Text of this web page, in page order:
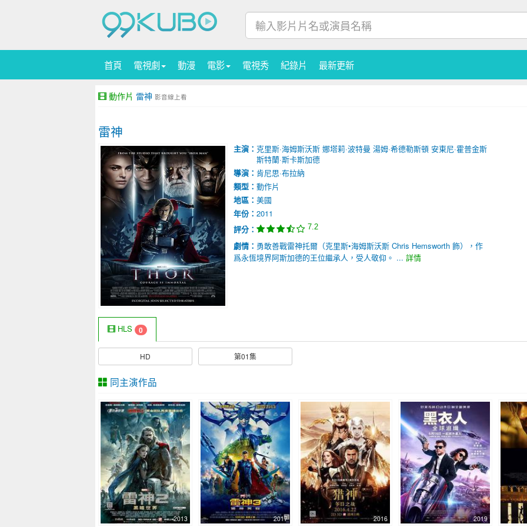
首頁 電視劇 動漫 電影 電視秀 紀錄片 最新更新
動作片 雷神 影音線上看
雷神
主演： 克里斯·海姆斯沃斯 娜塔莉·波特曼 湯姆·希德勒斯頓 安東尼·霍普金斯
斯特蘭·斯卡斯加德
導演： 肯尼思·布拉納
類型： 動作片
地區： 美國
年份： 2011
評分：
7.2
劇情： 勇敢善戰雷神托爾（克里斯•海姆斯沃斯 Chris Hemsworth 飾），作
爲永恆境界阿斯加德的王位繼承人，受人敬仰。 ... 詳情
HLS 0
HD 第01集
同主演作品
2013 2017 2016 2019